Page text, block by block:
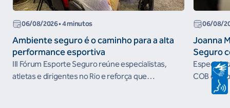
06/08/2026• 4 minutos
Ambiente seguro é o caminho para a alta
performance esportiva
III Fórum Esporte Seguro reúne especialistas,
atletas e dirigentes no Rio e reforça que
06/08/
Joanna
Seguro
COB e